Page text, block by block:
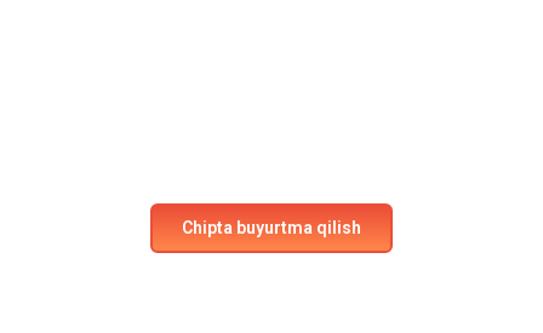
Chipta buyurtma qilish